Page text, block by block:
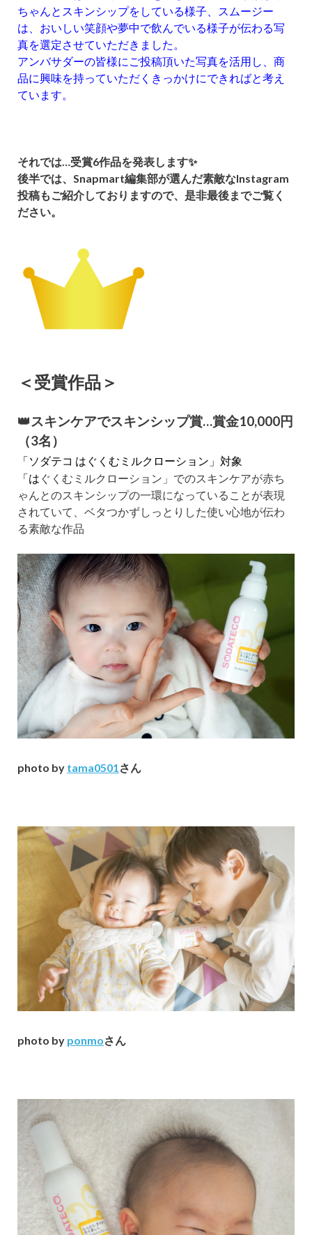
ちゃんとスキンシップをしている様子、スムージー
は、おいしい笑顔や夢中で飲んでいる様子が伝わる写
真を選定させていただきました。
アンバサダーの皆様にご投稿頂いた写真を活用し、商
品に興味を持っていただくきっかけにできればと考え
ています。
それでは… 受賞6作品を発表します✨
後半では、Snapmart編集部が選んだ素敵なInstagram
投稿もご紹介しておりますので、是非最後までご覧く
ださい。
＜受賞作品＞
👑スキンケアでスキンシップ賞…賞金10,000円
（3名）
「ソダテコ はぐくむミルクローション」対象
「は ぐくむミルクローション」でのスキンケアが赤ち
ゃんとのスキンシップの一環になっていることが表現
されていて、ベタつかずしっとりした使い心地が伝わ
る素敵な作品
photo by tama0501さん
photo by ponmoさん